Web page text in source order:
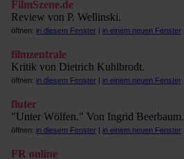
FilmSzene.de
Review von P. Wellinski.
öffnen: in diesem Fenster | in einem neuen Fenster
filmzentrale
Kritik von Dietrich Kuhlbrodt.
öffnen: in diesem Fenster | in einem neuen Fenster
fluter
"Unter Wölfen." Von Ingrid Beerbaum.
öffnen: in diesem Fenster | in einem neuen Fenster
FR online